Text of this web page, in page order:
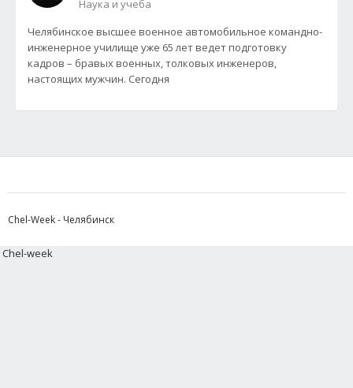
Наука и учеба
Челябинское высшее военное автомобильное командно-
инженерное училище уже 65 лет ведет подготовку
кадров – бравых военных, толковых инженеров,
настоящих мужчин. Сегодня
Chel-Week - Челябинск
Chel-week